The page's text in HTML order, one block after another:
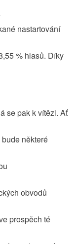
nastartování
% hlasů. Díky
se pak k vítězi. Ať
některé
obvodů
prospěch té